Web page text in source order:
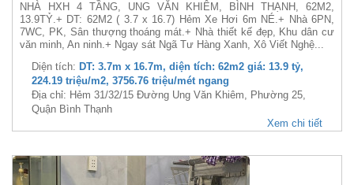
NHÀ HXH 4 TẦNG, UNG VĂN KHIÊM, BÌNH THẠNH, 62M2,
13.9TỶ.+ DT: 62M2 ( 3.7 x 16.7) Hẻm Xe Hơi 6m NÉ.+ Nhà 6PN,
7WC, PK, Sân thượng thoáng mát.+ Nhà thiết kế đẹp, Khu dân cư
văn minh, An ninh.+ Ngay sát Ngã Tư Hàng Xanh, Xô Viết Nghệ...
Diện tích: DT: 3.7m x 16.7m, diện tích: 62m2 giá: 13.9 tỷ,
224.19 triệu/m2, 3756.76 triệu/mét ngang
Địa chỉ: Hẻm 31/32/15 Đường Ung Văn Khiêm, Phường 25,
Quận Bình Thạnh
Xem chi tiết